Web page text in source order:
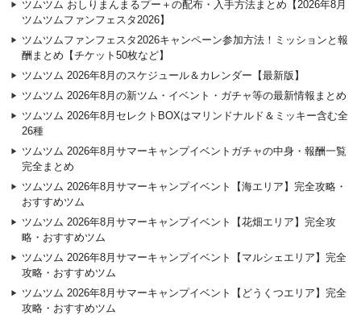
ツムツム おしりまんまるプー＋の配布・入手方法まとめ【2026年8月
ツムツムファンフェスタ2026】
ツムツムファンフェスタ2026キャンペーン参加方法！ミッションと報
酬まとめ【チケット50枚など】
ツムツム 2026年8月のスケジュール＆カレンダー【最新版】
ツムツム 2026年8月の新ツム・イベント・ガチャ等の最新情報まとめ
ツムツム 2026年8月セレクトBOXはマリンドナルド＆ミッキー含む全
26種
ツムツム 2026年8月サマーキャンプイベントガチャの中身・報酬一覧
完全まとめ
ツムツム 2026年8月サマーキャンプイベント【海エリア】完全攻略・
おすすめツム
ツムツム 2026年8月サマーキャンプイベント【花畑エリア】完全攻
略・おすすめツム
ツムツム 2026年8月サマーキャンプイベント【マルシェエリア】完全
攻略・おすすめツム
ツムツム 2026年8月サマーキャンプイベント【どうくつエリア】完全
攻略・おすすめツム